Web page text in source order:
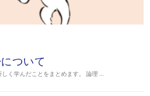
ついて
しく学んだことをまとめます。 論理 …